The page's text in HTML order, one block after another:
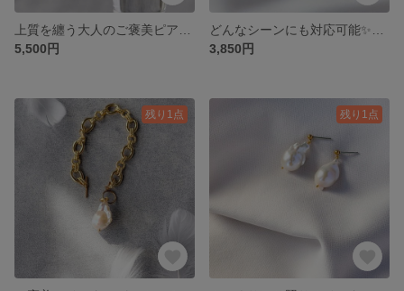
5,500円
3,850円
残り1点 残り1点